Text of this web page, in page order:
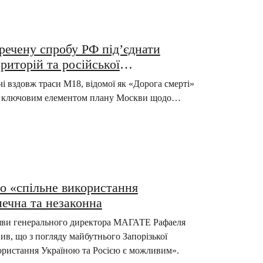
спробу РФ під’єднати
та російської
вздовж траси М18, відомої як «Дорога смерті»
є ключовим елементом плану Москви щодо…
«спільне використання
та незаконна
генерального директора МАГАТЕ Рафаеля
що з погляду майбутнього Запорізької
Україною та Росією є можливим».